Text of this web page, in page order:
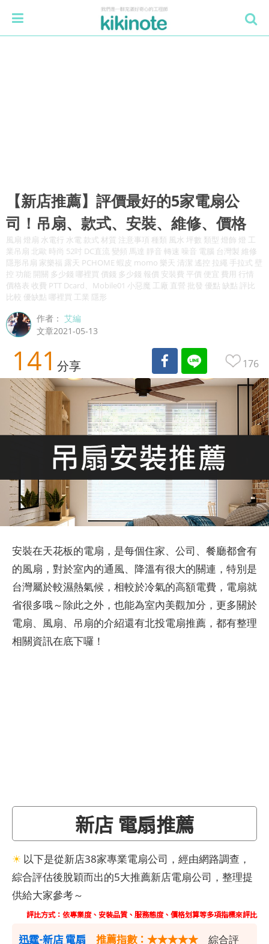
【新店推薦】評價最好的5家電扇公
司！吊扇、款式、安裝、維修、價格
風扇 燈扇 水電行 水電 款式 材質 注意事項 種類 風水 坪數 類型 燈飾 燈 工
業吊扇 北歐 時尚 52吋 DC直流 變頻 馬達 靜音 轉速 噪音 電腦 台灣製 維修
隱形吊扇 家樂福 露天 PCHOME 蝦皮 momo 樂天 清潔 遙控 拉繩 手拉式 壁
控 功能 開關 多少錢 哪裡買 價錢 多少錢 報價 安裝費 平價 便宜 費用 行情
價格表 收費 PTT Dcard、Mobile01 小惡魔 工廠 直營 批發 優點 缺點 評比
比較 優缺點 哪裡買 工業 隱形
作者：艾編
文章2021-05-13
141 分享 176
安裝在天花板的電扇，是每個住家、公司、餐廳都會有
的風扇，對於室內的通風、降溫有很大的關連，特別是
台灣屬於較濕熱氣候，相較於冷氣的高額電費，電扇就
省很多哦～除此之外，也能為室內美觀加分，更多關於
電扇、風扇、吊扇的介紹還有北投電扇推薦，都有整理
相關資訊在底下囉！
新店 電扇推薦
☀ 以下是從新店38家專業電扇公司，經由網路調查，
綜合評估後脫穎而出的5大推薦新店電扇公司，整理提
供給大家參考～
評比方式：依專業度、安裝品質、服務態度、價格划算等多項指標來評比
​迅霆-新店 電扇 推薦指數：★★★★★ 綜合評